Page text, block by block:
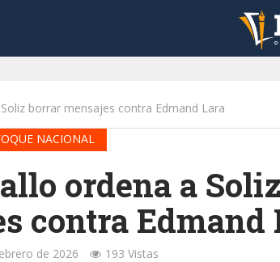
borrar mensajes contra Edmand Lara
NACIONAL
ordena a
contra Edmand
de 2026 193 Vistas